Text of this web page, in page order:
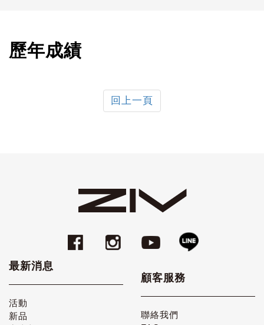
歷年成績
回上一頁
最新消息
活動
新品
顧客服務
聯絡我們